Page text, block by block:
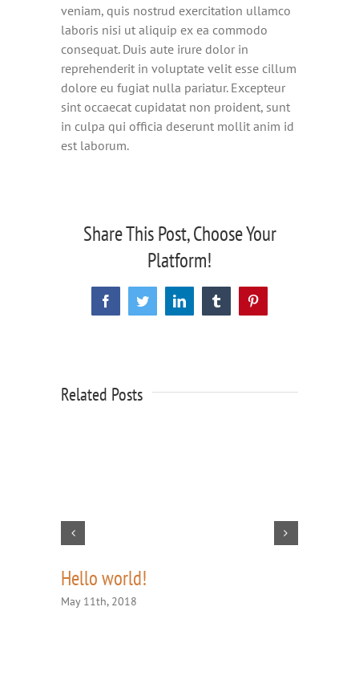
veniam, quis nostrud exercitation ullamco
laboris nisi ut aliquip ex ea commodo
consequat. Duis aute irure dolor in
reprehenderit in voluptate velit esse cillum
dolore eu fugiat nulla pariatur. Excepteur
sint occaecat cupidatat non proident, sunt
in culpa qui officia deserunt mollit anim id
est laborum.
Share This Post, Choose Your
Platform!
FacebookTwitterLinkedInTumblrPinterest
Related Posts
Hello world!
May 11th, 2018